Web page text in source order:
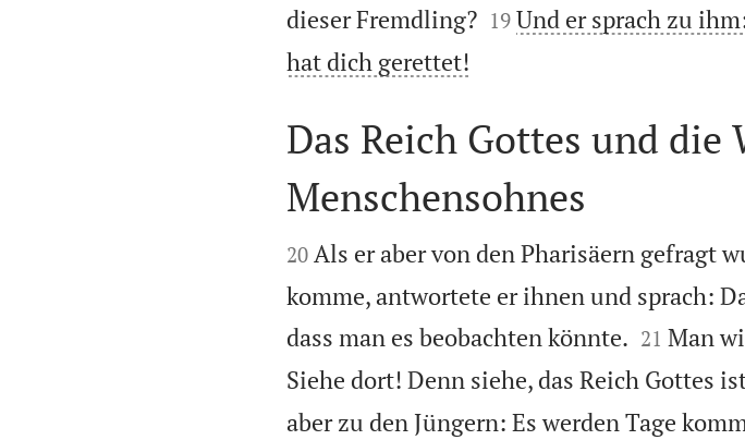
dieser Fremdling?
19 Und er sprach zu
hat dich gerettet!

Das Reich Gottes und die
Menschensohnes

20 Als er aber von den Pharisäern gefragt
komme, antwortete er ihnen und sprach:
dass man es beobachten könnte.
21 Man
Siehe dort! Denn siehe, das Reich Gottes
aber zu den Jüngern: Es werden Tage